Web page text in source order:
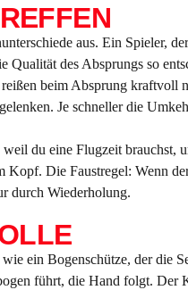
aus. Ein Spieler,
des Absprungs so
beim Absprung kraftvoll
Je schneller die
du eine Flugzeit brauchst,
Kopf. Die Faustregel: Wenn
durch Wiederholung.
ein Bogenschütze, der die
führt, die Hand folgt. Der